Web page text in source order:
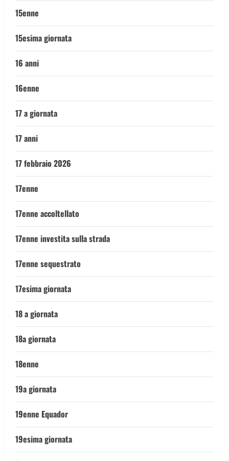
15enne
15esima giornata
16 anni
16enne
17 a giornata
17 anni
17 febbraio 2026
17enne
17enne accoltellato
17enne investita sulla strada
17enne sequestrato
17esima giornata
18 a giornata
18a giornata
18enne
19a giornata
19enne Equador
19esima giornata